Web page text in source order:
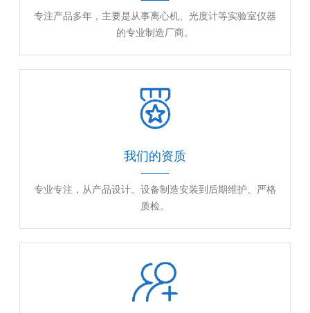
专注产品多年，主要是从事离心机、光度计等实验室仪器
的专业制造厂商。
我们的资质
专业专注，从产品设计、设备制造安装到后期维护、严格
质检。